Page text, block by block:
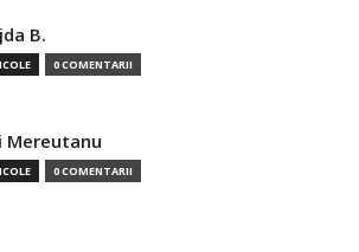
B.
0 COMENTARII
Mereutanu
0 COMENTARII